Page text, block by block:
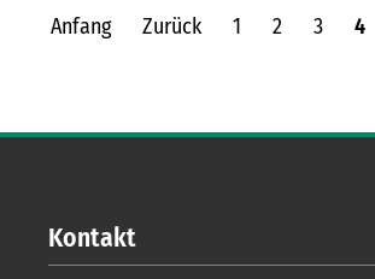
Anfang Zurück 1 2 3 4
Kontakt